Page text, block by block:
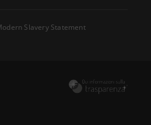
Slavery Statement